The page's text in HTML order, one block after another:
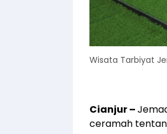
Wisata Tarbiyat
Cianjur–
ceramah